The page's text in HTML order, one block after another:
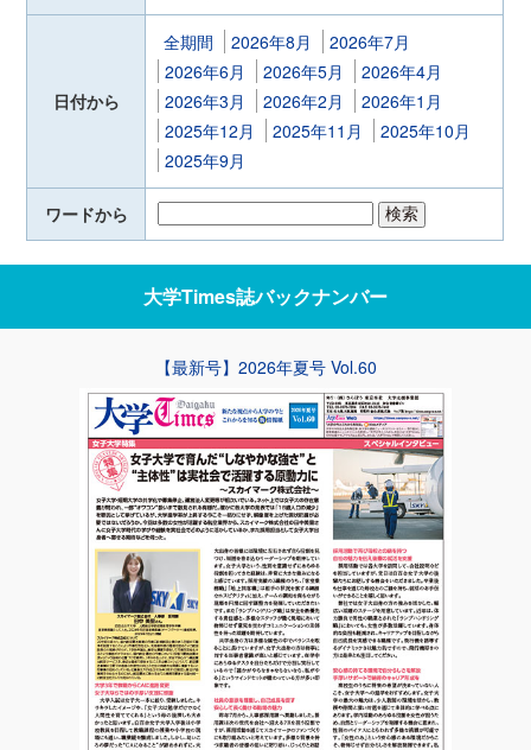
日付から
全期間 2026年8月
2026年7月
2026年6月
2026年5月
2026年4月
2026年3月
2026年2月
2026年1月
2025年12月
2025年11月
2025年10月
2025年9月
ワードから
大学Times誌バックナンバー
【最新号】2026年夏号 Vol.60